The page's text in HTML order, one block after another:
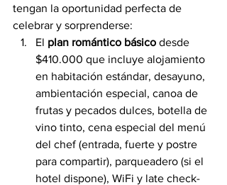
tengan la oportunidad perfecta de
celebrar y sorprenderse:
El plan romántico básico desde
$410.000 que incluye alojamiento
en habitación estándar, desayuno,
ambientación especial, canoa de
frutas y pecados dulces, botella de
vino tinto, cena especial del menú
del chef (entrada, fuerte y postre
para compartir), parqueadero (si el
hotel dispone), WiFi y late check-